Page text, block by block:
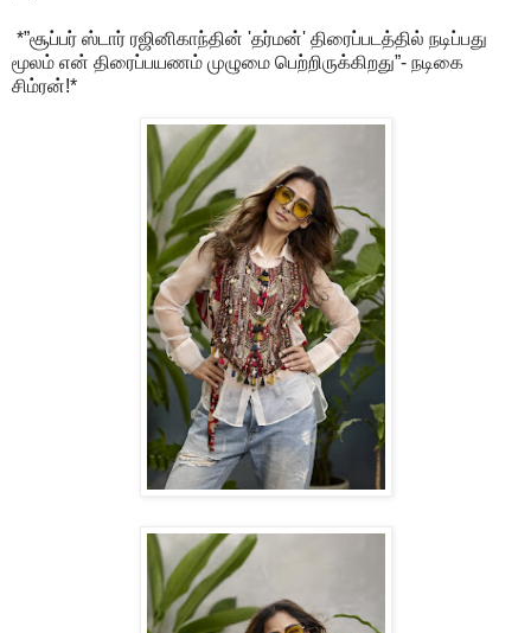
*”சூப்பர் ஸ்டார் ரஜினிகாந்தின் 'தர்மன்' திரைப்படத்தில் நடிப்பது
மூலம் என் திரைப்பயணம் முழுமை பெற்றிருக்கிறது”- நடிகை
சிம்ரன்!*